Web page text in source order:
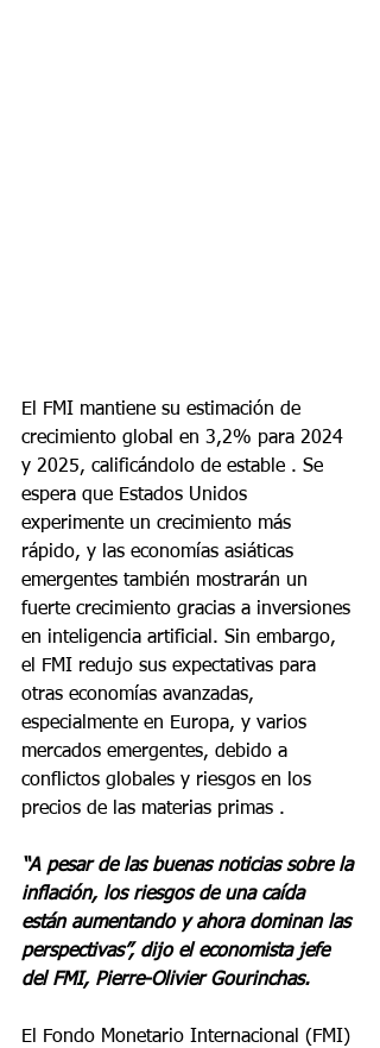
El FMI mantiene su estimación de
crecimiento global en 3,2% para 2024
y 2025, calificándolo de estable . Se
espera que Estados Unidos
experimente un crecimiento más
rápido, y las economías asiáticas
emergentes también mostrarán un
fuerte crecimiento gracias a inversiones
en inteligencia artificial. Sin embargo,
el FMI redujo sus expectativas para
otras economías avanzadas,
especialmente en Europa, y varios
mercados emergentes, debido a
conflictos globales y riesgos en los
precios de las materias primas .
“A pesar de las buenas noticias sobre la
inflación, los riesgos de una caída
están aumentando y ahora dominan las
perspectivas”, dijo el economista jefe
del FMI, Pierre-Olivier Gourinchas.
El Fondo Monetario Internacional (FMI)